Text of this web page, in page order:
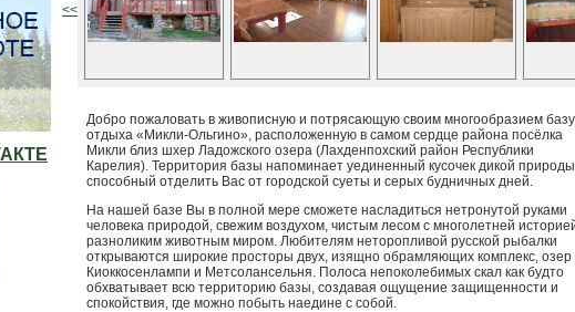
<<
Добро пожаловать в живописную и потрясающую своим многообразием базу
отдыха «Микли-Ольгино», расположенную в самом сердце района посёлка
Микли близ шхер Ладожского озера (Лахденпохский район Республики
Карелия). Территория базы напоминает уединенный кусочек дикой
способный отделить Вас от городской суеты и серых будничных дней.
На нашей базе Вы в полной мере сможете насладиться нетронутой руками
человека природой, свежим воздухом, чистым лесом с многолетней
разноликим животным миром. Любителям неторопливой русской рыбалки
открываются широкие просторы двух, изящно обрамляющих комплекс, озер
Киоккосенлампи и Метсолансельня. Полоса непоколебимых скал как будто
обхватывает всю территорию базы, создавая ощущение защищенности и
спокойствия, где можно побыть наедине с собой.